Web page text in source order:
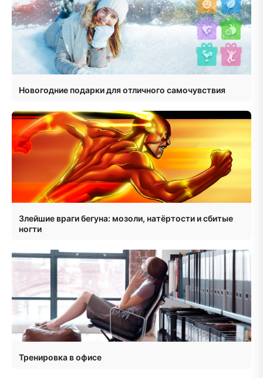
Новогодние подарки для отличного самочувствия
Злейшие враги бегуна: мозоли, натёртости и сбитые
ногти
Тренировка в офисе